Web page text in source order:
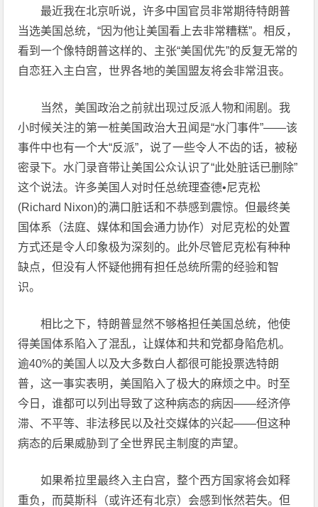
最近我在北京听说，许多中国官员非常期待特朗普
当选美国总统，“因为他让美国看上去非常糟糕”。相反，
看到一个像特朗普这样的、主张“美国优先”的反复无常的
自恋狂入主白宫，世界各地的美国盟友将会非常沮丧。
当然，美国政治之前就出现过反派人物和闹剧。我
小时候关注的第一桩美国政治大丑闻是“水门事件”——该
事件中也有一个大“反派”，说了一些令人不齿的话，被秘
密录下。水门录音带让美国公众认识了“此处脏话已删除”
这个说法。许多美国人对时任总统理查德•尼克松
(Richard Nixon)的满口脏话和不恭感到震惊。但最终美
国体系（法庭、媒体和国会通力协作）对尼克松的处置
方式还是令人印象极为深刻的。此外尽管尼克松有种种
缺点，但没有人怀疑他拥有担任总统所需的经验和智
识。
相比之下，特朗普显然不够格担任美国总统，他使
得美国体系陷入了混乱，让媒体和共和党都身陷危机。
逾40%的美国人以及大多数白人都很可能投票选特朗
普，这一事实表明，美国陷入了极大的麻烦之中。时至
今日，谁都可以列出导致了这种病态的病因——经济停
滞、不平等、非法移民以及社交媒体的兴起——但这种
病态的后果威胁到了全世界民主制度的声望。
如果希拉里最终入主白宫，整个西方国家将会如释
重负，而莫斯科（或许还有北京）会感到怅然若失。但